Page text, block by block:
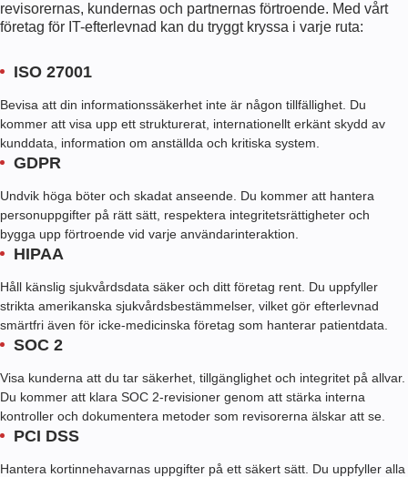
revisorernas, kundernas och partnernas förtroende. Med vårt
företag för IT-efterlevnad kan du tryggt kryssa i varje ruta:
ISO 27001
Bevisa att din informationssäkerhet inte är någon tillfällighet. Du
kommer att visa upp ett strukturerat, internationellt erkänt skydd av
kunddata, information om anställda och kritiska system.
GDPR
Undvik höga böter och skadat anseende. Du kommer att hantera
personuppgifter på rätt sätt, respektera integritetsrättigheter och
bygga upp förtroende vid varje användarinteraktion.
HIPAA
Håll känslig sjukvårdsdata säker och ditt företag rent. Du uppfyller
strikta amerikanska sjukvårdsbestämmelser, vilket gör efterlevnad
smärtfri även för icke-medicinska företag som hanterar patientdata.
SOC 2
Visa kunderna att du tar säkerhet, tillgänglighet och integritet på allvar.
Du kommer att klara SOC 2-revisioner genom att stärka interna
kontroller och dokumentera metoder som revisorerna älskar att se.
PCI DSS
Hantera kortinnehavarnas uppgifter på ett säkert sätt. Du uppfyller alla